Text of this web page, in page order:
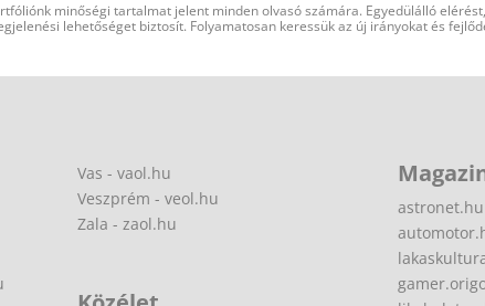
minőségi tartalmat jelent minden olvasó számára. Egyedülálló
lehetőséget biztosít. Folyamatosan keressük az új irányokat és
Vas - vaol.hu
Veszprém - veol.hu
Zala - zaol.hu
astronet.hu